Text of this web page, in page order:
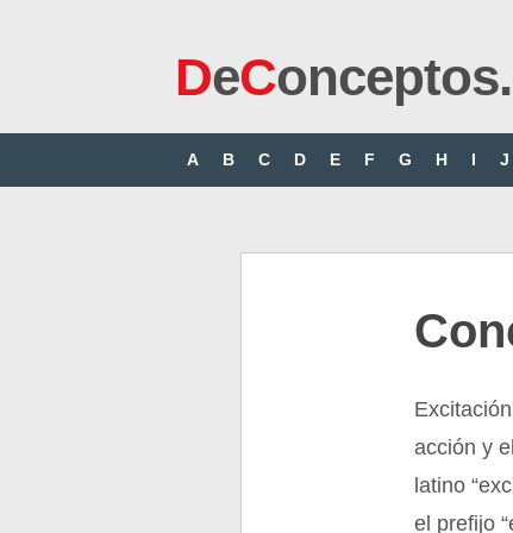
DeC
A B C D E F G H I J
acción y
latino
el prefijo